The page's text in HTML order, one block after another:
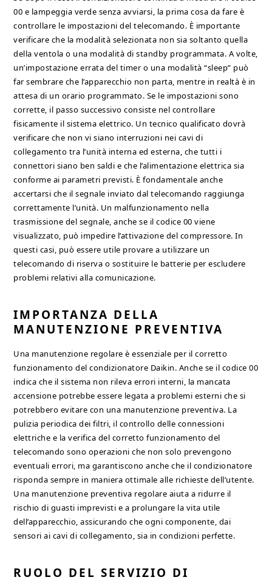
00 e lampeggia verde senza avviarsi, la prima cosa da fare è
controllare le impostazioni del telecomando. È importante
verificare che la modalità selezionata non sia soltanto quella
della ventola o una modalità di standby programmata. A volte,
un’impostazione errata del timer o una modalità “sleep” può
far sembrare che l’apparecchio non parta, mentre in realtà è in
attesa di un orario programmato. Se le impostazioni sono
corrette, il passo successivo consiste nel controllare
fisicamente il sistema elettrico. Un tecnico qualificato dovrà
verificare che non vi siano interruzioni nei cavi di
collegamento tra l’unità interna ed esterna, che tutti i
connettori siano ben saldi e che l’alimentazione elettrica sia
conforme ai parametri previsti. È fondamentale anche
accertarsi che il segnale inviato dal telecomando raggiunga
correttamente l’unità. Un malfunzionamento nella
trasmissione del segnale, anche se il codice 00 viene
visualizzato, può impedire l’attivazione del compressore. In
questi casi, può essere utile provare a utilizzare un
telecomando di riserva o sostituire le batterie per escludere
problemi relativi alla comunicazione.
IMPORTANZA DELLA
MANUTENZIONE PREVENTIVA
Una manutenzione regolare è essenziale per il corretto
funzionamento del condizionatore Daikin. Anche se il codice 00
indica che il sistema non rileva errori interni, la mancata
accensione potrebbe essere legata a problemi esterni che si
potrebbero evitare con una manutenzione preventiva. La
pulizia periodica dei filtri, il controllo delle connessioni
elettriche e la verifica del corretto funzionamento del
telecomando sono operazioni che non solo prevengono
eventuali errori, ma garantiscono anche che il condizionatore
risponda sempre in maniera ottimale alle richieste dell’utente.
Una manutenzione preventiva regolare aiuta a ridurre il
rischio di guasti imprevisti e a prolungare la vita utile
dell’apparecchio, assicurando che ogni componente, dai
sensori ai cavi di collegamento, sia in condizioni perfette.
RUOLO DEL SERVIZIO DI